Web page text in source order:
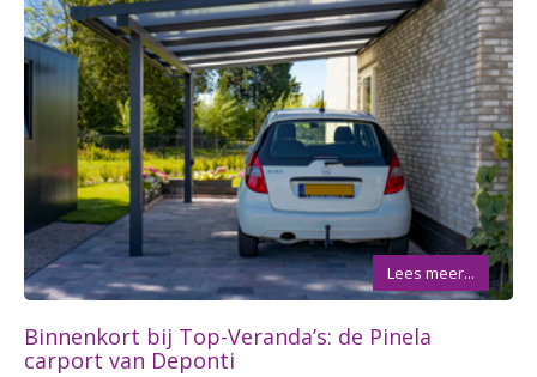
Binnenkort bij Top-Veranda’s: de Pinela
carport van Deponti
Lees meer...